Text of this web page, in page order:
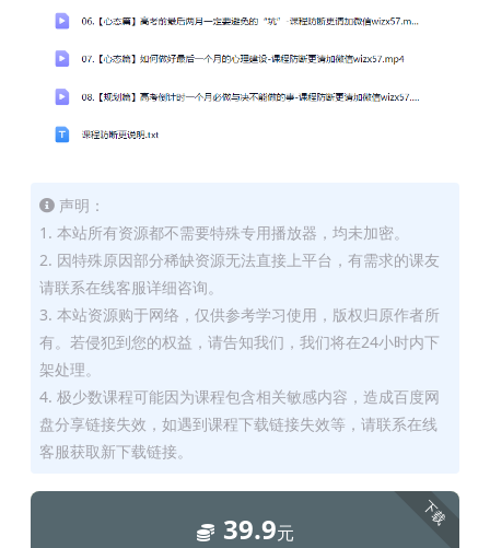
声明：
1. 本站所有资源都不需要特殊专用播放器，均未加密。
2. 因特殊原因部分稀缺资源无法直接上平台，有需求的课友
请联系在线客服详细咨询。
3. 本站资源购于网络，仅供参考学习使用，版权归原作者所
有。若侵犯到您的权益，请告知我们，我们将在24小时内下
架处理。
4. 极少数课程可能因为课程包含相关敏感内容，造成百度网
盘分享链接失效，如遇到课程下载链接失效等，请联系在线
客服获取新下载链接。
下载
39.9元